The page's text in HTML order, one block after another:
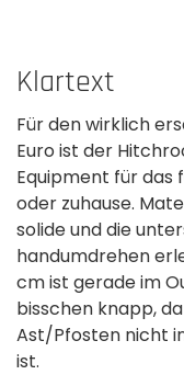
Klartext
Für den wirklich
Euro ist der
Equipment­ für das
oder zuhause.
solide­ und die
handumdrehen
cm ist gerade im
bisschen knapp,
Ast/Pfosten nicht
ist.